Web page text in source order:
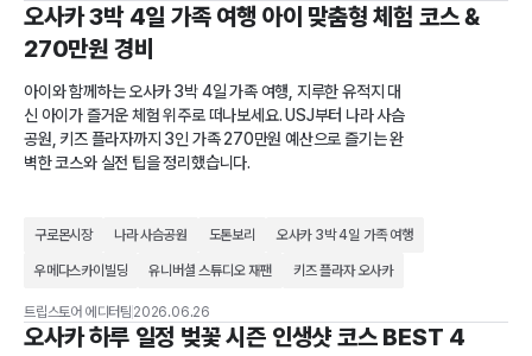
오사카 3박 4일 가족 여행 아이 맞춤형 체험 코스 &
270만원 경비
아이와 함께하는 오사카 3박 4일 가족 여행, 지루한 유적지 대
신 아이가 즐거운 체험 위주로 떠나보세요. USJ부터 나라 사슴
공원, 키즈 플라자까지 3인 가족 270만원 예산으로 즐기는 완
벽한 코스와 실전 팁을 정리했습니다.
구로몬시장 나라 사슴공원 도톤보리 오사카 3박 4일 가족 여행
우메다스카이빌딩 유니버셜 스튜디오 재팬 키즈 플라자 오사카
트립스토어 에디터팀 2026.06.26
오사카 하루 일정 벚꽃 시즌 인생샷 코스 BEST 4